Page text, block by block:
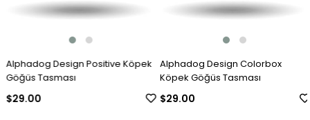
Alphadog Design Positive Köpek
Göğüs Tasması
$29.00
Alphadog Design Colorbox
Köpek Göğüs Tasması
$29.00